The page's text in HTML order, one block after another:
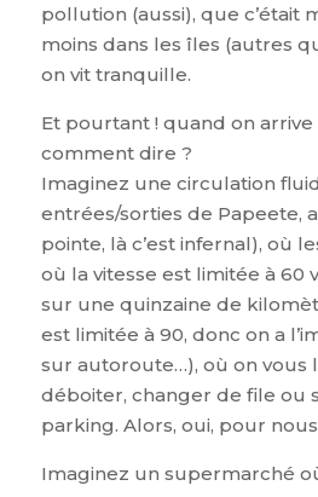
pollution (aussi), que c’était
moins dans les îles (autres
on vit tranquille.
Et pourtant ! quand on
comment dire ?
Imaginez une circulation
entrées/sorties de Papeete,
pointe, là c’est infernal), où
où la vitesse est limitée à 60
sur une quinzaine de
est limitée à 90, donc on a
sur autoroute…), où on vous
déboiter, changer de file ou
parking. Alors, oui, pour
Imaginez un supermarché